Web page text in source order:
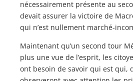
nécessairement présente au
devait assurer la victoire de
qui n’est nullement marché-
Maintenant qu’un second tour
plus une vue de l’esprit, les
ont besoin de savoir qui est qui,